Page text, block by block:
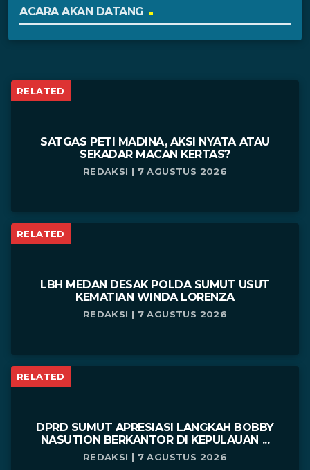
ACARA AKAN DATANG
RELATED
SATGAS PETI MADINA, AKSI NYATA ATAU
SEKADAR MACAN KERTAS?
REDAKSI | 7 AGUSTUS 2026
RELATED
LBH MEDAN DESAK POLDA SUMUT USUT
KEMATIAN WINDA LORENZA
REDAKSI | 7 AGUSTUS 2026
RELATED
DPRD SUMUT APRESIASI LANGKAH BOBBY
NASUTION BERKANTOR DI KEPULAUAN ...
REDAKSI | 7 AGUSTUS 2026